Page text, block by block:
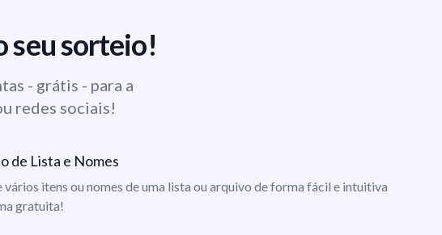
seu sorteio!
- grátis - para a
redes sociais!
de Lista e Nomes
vários itens ou nomes de uma lista ou arquivo de forma fácil e intuitiva
gratuita!